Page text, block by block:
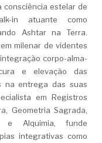
consciência estelar de
in atuante como
Ashtar na Terra.
milenar de videntes
corpo-alma-
e elevação das
na entrega das suas
em Registros
Geometria Sagrada,
e Alquimia, funde
integrativas como